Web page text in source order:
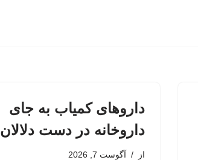
داروهای کمیاب به جای
داروخانه در دست دلالان
از آگوست 7, 2026